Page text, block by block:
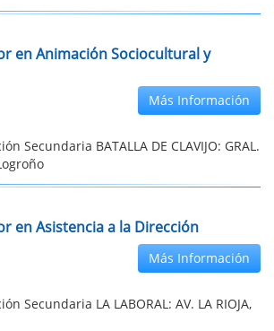
en Animación Sociocultural y
Más Información
Secundaria BATALLA DE CLAVIJO: GRAL.
en Asistencia a la Dirección
Más Información
Secundaria LA LABORAL: AV. LA RIOJA,